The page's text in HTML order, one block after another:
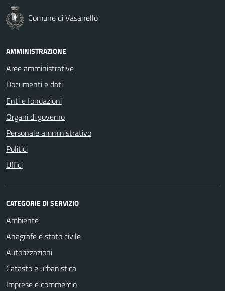
Comune di Vasanello
AMMINISTRAZIONE
Aree amministrative
Documenti e dati
Enti e fondazioni
Organi di governo
Personale amministrativo
Politici
Uffici
CATEGORIE DI SERVIZIO
Ambiente
Anagrafe e stato civile
Autorizzazioni
Catasto e urbanistica
Imprese e commercio